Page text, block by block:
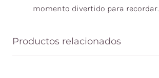
momento divertido para recordar.
Productos relacionados